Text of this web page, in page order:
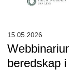
beredskap
15.05.2026